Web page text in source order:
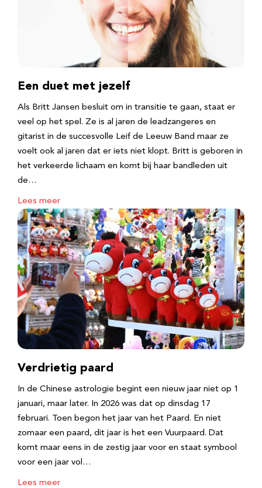
Een duet met jezelf
Als Britt Jansen besluit om in transitie te gaan, staat er
veel op het spel. Ze is al jaren de leadzangeres en
gitarist in de succesvolle Leif de Leeuw Band maar ze
voelt ook al jaren dat er iets niet klopt. Britt is geboren in
het verkeerde lichaam en komt bij haar bandleden uit
de…
Lees meer
Verdrietig paard
In de Chinese astrologie begint een nieuw jaar niet op 1
januari, maar later. In 2026 was dat op dinsdag 17
februari. Toen begon het jaar van het Paard. En niet
zomaar een paard, dit jaar is het een Vuurpaard. Dat
komt maar eens in de zestig jaar voor en staat symbool
voor een jaar vol…
Lees meer